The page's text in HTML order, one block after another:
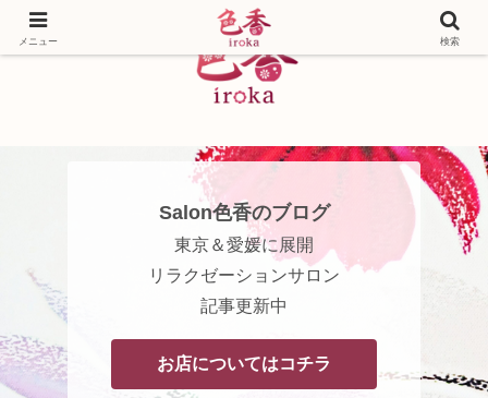
Salon色香のブログ
東京＆愛媛に展開
リラクゼーションサロン
記事更新中
お店についてはコチラ
メニュー 検索